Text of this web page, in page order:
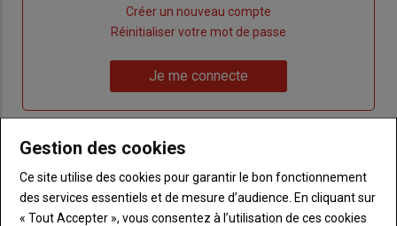
Créer un nouveau compte
de
Réinitialiser votre mot de passe
me
Je me connecte
Sous-
titre
Vous n'êtes pas abonné(e)
TITRE CRÉEZ UN COMPTE
Gestion des cookies
Ce site utilise des cookies pour garantir le bon fonctionnement
des services essentiels et de mesure d’audience. En cliquant sur
« Tout Accepter », vous consentez à l’utilisation de ces cookies